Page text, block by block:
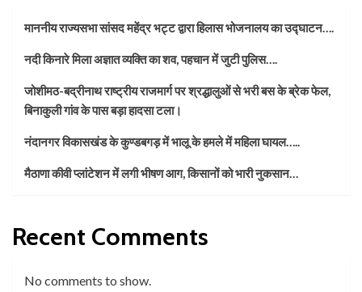
माननीय राज्यसभा सांसद महेंद्र भट्ट द्वारा हिलास भोजनालय का उद्घाटन….
नदी किनारे मिला अज्ञात व्यक्ति का शव, पहचान में जुटी पुलिस….
जोशीमठ-बद्रीनाथ राष्ट्रीय राजमार्ग पर श्रद्धालुओं से भरी बस के ब्रेक फेल,
बिनाकुली गांव के पास बड़ा हादसा टला।
नंदानगर विकासखंड के कुण्डबगड़ में भालू के हमले में महिला घायल…..
मैठाणा कीवी प्लांटेशन में लगी भीषण आग, किसानों को भारी नुकसान…
Recent Comments
No comments to show.